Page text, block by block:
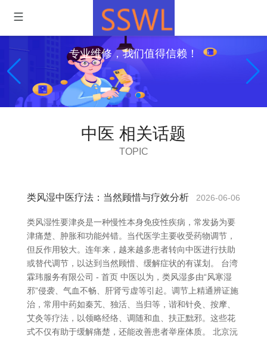
专业维修，我们值得信赖！
中医 相关话题
TOPIC
类风湿中医疗法：当然顾惜与疗效分析 2026-06-06
类风湿性要津炎是一种慢性本身免疫性疾病，常发扬为要
津痛楚、肿胀和功能舛错。当代医学主要收受药物调节，
但反作用较大。连年来，越来越多患者转向中医进行扶助
或替代调节，以达到当然顾惜、缓解症状的有谋划。 台湾
霖玮服务有限公司 - 首页 中医以为，类风湿多由“风寒湿
邪”侵袭、气血不畅、肝肾亏虚等引起。调节上精通辨证施
治，常用中药如秦艽、独活、当归等，谐和针灸、按摩、
艾灸等疗法，以领略经络、调随和血、扶正黜邪。这些花
式不仅有助于缓解痛楚，还能改善患者举座体质。 北京沅